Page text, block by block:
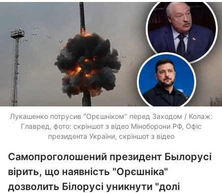
Лукашенко потрусив "Орєшніком" перед Заходом / Колаж:
Главред, фото: скріншот з відео Міноборони РФ, Офіс
президента України, скріншот з відео
Самопроголошений президент Былорусі
вірить, що наявність "Орєшніка"
дозволить Білорусі уникнути "долі